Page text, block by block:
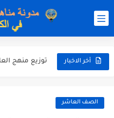
أخر الاخبار
الصف العاشر